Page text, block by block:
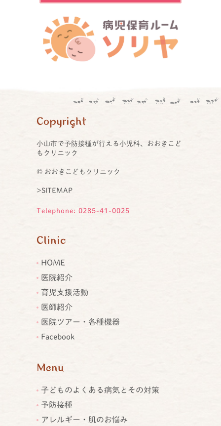
Copyright
小山市で予防接種が行える小児科、おおきこど
もクリニック
© おおきこどもクリニック
>SITEMAP
Telephone: 0285-41-0025
Clinic
HOME
医院紹介
育児支援活動
医師紹介
医院ツアー・各種機器
Facebook
Menu
子どものよくある病気とその対策
予防接種
アレルギー・肌のお悩み